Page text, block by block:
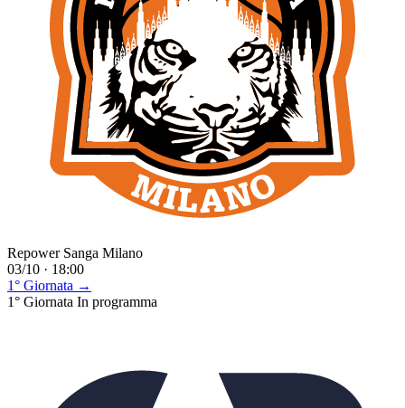
Repower Sanga Milano
03/10 · 18:00
1° Giornata →
1° Giornata In programma